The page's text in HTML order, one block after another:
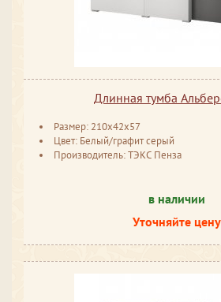
Длинная тумба
Размер: 210x42x57
Цвет: Белый/графит серый
Производитель: ТЭКС Пенза
в наличии
Уточняйте цену